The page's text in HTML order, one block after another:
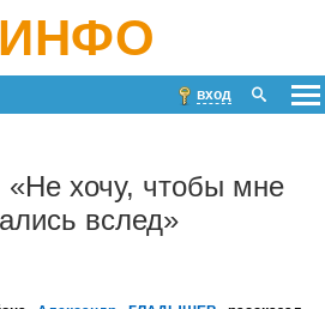
ИНФО
вход
хочу, чтобы мне
вслед»